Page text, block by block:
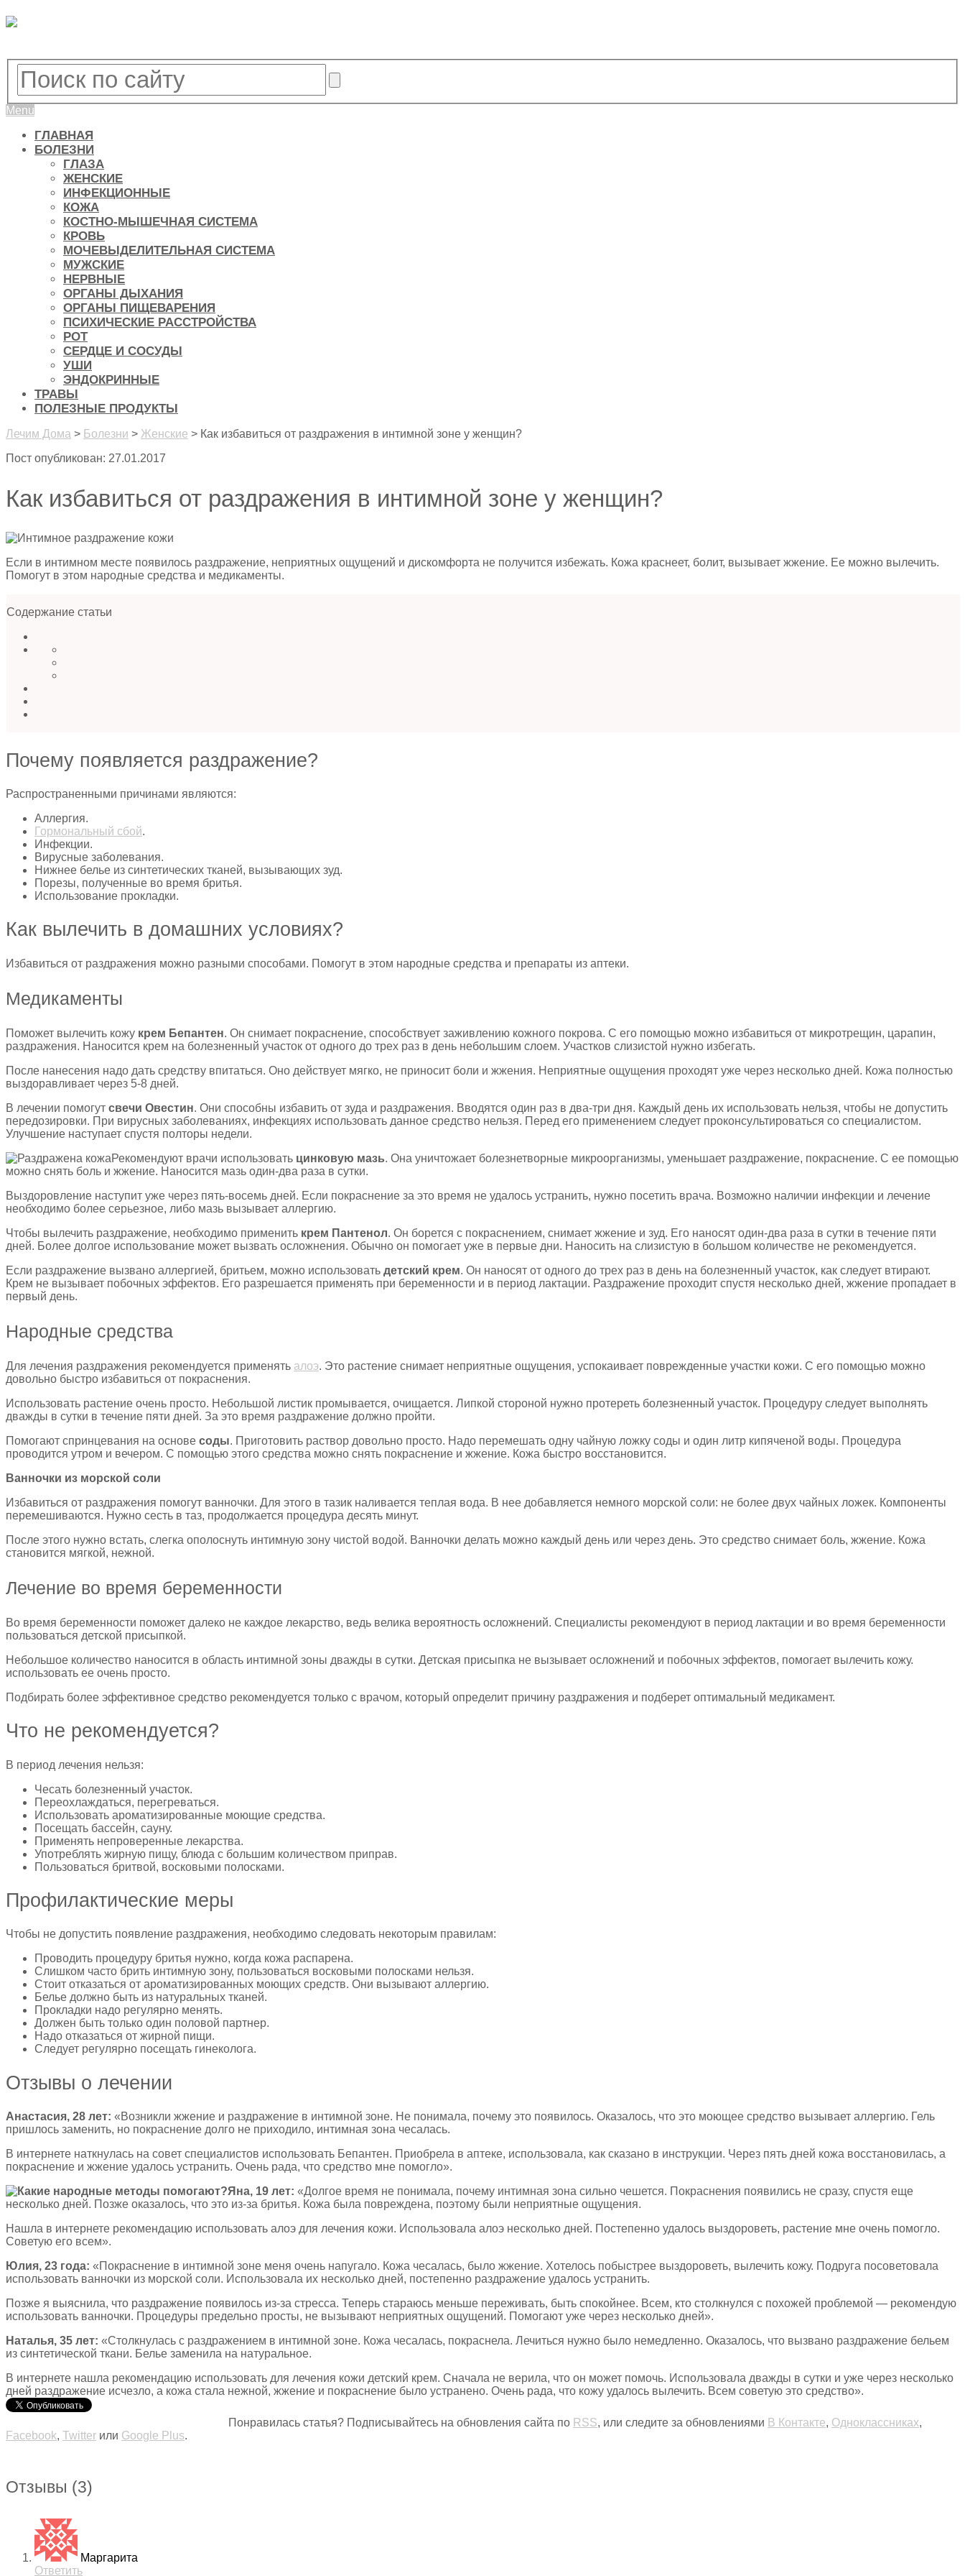
Menu
ГЛАВНАЯ
БОЛЕЗНИ
ГЛАЗА
ЖЕНСКИЕ
ИНФЕКЦИОННЫЕ
КОЖА
КОСТНО-МЫШЕЧНАЯ СИСТЕМА
КРОВЬ
МОЧЕВЫДЕЛИТЕЛЬНАЯ СИСТЕМА
МУЖСКИЕ
НЕРВНЫЕ
ОРГАНЫ ДЫХАНИЯ
ОРГАНЫ ПИЩЕВАРЕНИЯ
ПСИХИЧЕСКИЕ РАССТРОЙСТВА
РОТ
СЕРДЦЕ И СОСУДЫ
УШИ
ЭНДОКРИННЫЕ
ТРАВЫ
ПОЛЕЗНЫЕ ПРОДУКТЫ
Лечим Дома > Болезни > Женские > Как избавиться от раздражения в интимной зоне у женщин?
Пост опубликован: 27.01.2017
Как избавиться от раздражения в интимной зоне у женщин?
Если в интимном месте появилось раздражение, неприятных ощущений и дискомфорта не получится избежать. Кожа краснеет, болит, вызывает жжение. Ее можно вылечить.
Помогут в этом народные средства и медикаменты.
Содержание статьи
Почему появляется раздражение?
Распространенными причинами являются:
Аллергия.
Гормональный сбой.
Инфекции.
Вирусные заболевания.
Нижнее белье из синтетических тканей, вызывающих зуд.
Порезы, полученные во время бритья.
Использование прокладки.
Как вылечить в домашних условиях?
Избавиться от раздражения можно разными способами. Помогут в этом народные средства и препараты из аптеки.
Медикаменты
Поможет вылечить кожу крем Бепантен. Он снимает покраснение, способствует заживлению кожного покрова. С его помощью можно избавиться от микротрещин, царапин,
раздражения. Наносится крем на болезненный участок от одного до трех раз в день небольшим слоем. Участков слизистой нужно избегать.
После нанесения надо дать средству впитаться. Оно действует мягко, не приносит боли и жжения. Неприятные ощущения проходят уже через несколько дней. Кожа полностью
выздоравливает через 5-8 дней.
В лечении помогут свечи Овестин. Они способны избавить от зуда и раздражения. Вводятся один раз в два-три дня. Каждый день их использовать нельзя, чтобы не допустить
передозировки. При вирусных заболеваниях, инфекциях использовать данное средство нельзя. Перед его применением следует проконсультироваться со специалистом.
Улучшение наступает спустя полторы недели.
Рекомендуют врачи использовать цинковую мазь. Она уничтожает болезнетворные микроорганизмы, уменьшает раздражение, покраснение. С ее помощью
можно снять боль и жжение. Наносится мазь один-два раза в сутки.
Выздоровление наступит уже через пять-восемь дней. Если покраснение за это время не удалось устранить, нужно посетить врача. Возможно наличии инфекции и лечение
необходимо более серьезное, либо мазь вызывает аллергию.
Чтобы вылечить раздражение, необходимо применить крем Пантенол. Он борется с покраснением, снимает жжение и зуд. Его наносят один-два раза в сутки в течение пяти
дней. Более долгое использование может вызвать осложнения. Обычно он помогает уже в первые дни. Наносить на слизистую в большом количестве не рекомендуется.
Если раздражение вызвано аллергией, бритьем, можно использовать детский крем. Он наносят от одного до трех раз в день на болезненный участок, как следует втирают.
Крем не вызывает побочных эффектов. Его разрешается применять при беременности и в период лактации. Раздражение проходит спустя несколько дней, жжение пропадает в
первый день.
Народные средства
Для лечения раздражения рекомендуется применять алоэ. Это растение снимает неприятные ощущения, успокаивает поврежденные участки кожи. С его помощью можно
довольно быстро избавиться от покраснения.
Использовать растение очень просто. Небольшой листик промывается, очищается. Липкой стороной нужно протереть болезненный участок. Процедуру следует выполнять
дважды в сутки в течение пяти дней. За это время раздражение должно пройти.
Помогают спринцевания на основе соды. Приготовить раствор довольно просто. Надо перемешать одну чайную ложку соды и один литр кипяченой воды. Процедура
проводится утром и вечером. С помощью этого средства можно снять покраснение и жжение. Кожа быстро восстановится.
Ванночки из морской соли
Избавиться от раздражения помогут ванночки. Для этого в тазик наливается теплая вода. В нее добавляется немного морской соли: не более двух чайных ложек. Компоненты
перемешиваются. Нужно сесть в таз, продолжается процедура десять минут.
После этого нужно встать, слегка ополоснуть интимную зону чистой водой. Ванночки делать можно каждый день или через день. Это средство снимает боль, жжение. Кожа
становится мягкой, нежной.
Лечение во время беременности
Во время беременности поможет далеко не каждое лекарство, ведь велика вероятность осложнений. Специалисты рекомендуют в период лактации и во время беременности
пользоваться детской присыпкой.
Небольшое количество наносится в область интимной зоны дважды в сутки. Детская присыпка не вызывает осложнений и побочных эффектов, помогает вылечить кожу.
использовать ее очень просто.
Подбирать более эффективное средство рекомендуется только с врачом, который определит причину раздражения и подберет оптимальный медикамент.
Что не рекомендуется?
В период лечения нельзя:
Чесать болезненный участок.
Переохлаждаться, перегреваться.
Использовать ароматизированные моющие средства.
Посещать бассейн, сауну.
Применять непроверенные лекарства.
Употреблять жирную пищу, блюда с большим количеством приправ.
Пользоваться бритвой, восковыми полосками.
Профилактические меры
Чтобы не допустить появление раздражения, необходимо следовать некоторым правилам:
Проводить процедуру бритья нужно, когда кожа распарена.
Слишком часто брить интимную зону, пользоваться восковыми полосками нельзя.
Стоит отказаться от ароматизированных моющих средств. Они вызывают аллергию.
Белье должно быть из натуральных тканей.
Прокладки надо регулярно менять.
Должен быть только один половой партнер.
Надо отказаться от жирной пищи.
Следует регулярно посещать гинеколога.
Отзывы о лечении
Анастасия, 28 лет: «Возникли жжение и раздражение в интимной зоне. Не понимала, почему это появилось. Оказалось, что это моющее средство вызывает аллергию. Гель
пришлось заменить, но покраснение долго не приходило, интимная зона чесалась.
В интернете наткнулась на совет специалистов использовать Бепантен. Приобрела в аптеке, использовала, как сказано в инструкции. Через пять дней кожа восстановилась, а
покраснение и жжение удалось устранить. Очень рада, что средство мне помогло».
Яна, 19 лет: «Долгое время не понимала, почему интимная зона сильно чешется. Покраснения появились не сразу, спустя еще
несколько дней. Позже оказалось, что это из-за бритья. Кожа была повреждена, поэтому были неприятные ощущения.
Нашла в интернете рекомендацию использовать алоэ для лечения кожи. Использовала алоэ несколько дней. Постепенно удалось выздороветь, растение мне очень помогло.
Советую его всем».
Юлия, 23 года: «Покраснение в интимной зоне меня очень напугало. Кожа чесалась, было жжение. Хотелось побыстрее выздороветь, вылечить кожу. Подруга посоветовала
использовать ванночки из морской соли. Использовала их несколько дней, постепенно раздражение удалось устранить.
Позже я выяснила, что раздражение появилось из-за стресса. Теперь стараюсь меньше переживать, быть спокойнее. Всем, кто столкнулся с похожей проблемой — рекомендую
использовать ванночки. Процедуры предельно просты, не вызывают неприятных ощущений. Помогают уже через несколько дней».
Наталья, 35 лет: «Столкнулась с раздражением в интимной зоне. Кожа чесалась, покраснела. Лечиться нужно было немедленно. Оказалось, что вызвано раздражение бельем
из синтетической ткани. Белье заменила на натуральное.
В интернете нашла рекомендацию использовать для лечения кожи детский крем. Сначала не верила, что он может помочь. Использовала дважды в сутки и уже через несколько
дней раздражение исчезло, а кожа стала нежной, жжение и покраснение было устранено. Очень рада, что кожу удалось вылечить. Всем советую это средство».
Понравилась статья? Подписывайтесь на обновления сайта по RSS, или следите за обновлениями В Контакте, Одноклассниках,
Facebook, Twitter или Google Plus.
Отзывы (3)
Маргарита
Ответить